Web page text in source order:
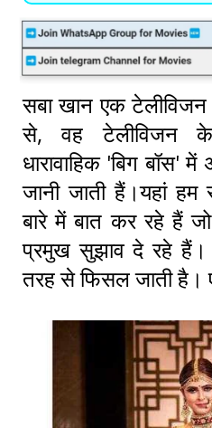
सबा खान एक
से, वह टेलीविजन के
धारावाहिक 'बिग बॉस'
जानी जाती हैं।यहां
बारे में बात कर रहे हैं
प्रमुख सुझाव दे रहे हैं।
तरह से फिसल जाती